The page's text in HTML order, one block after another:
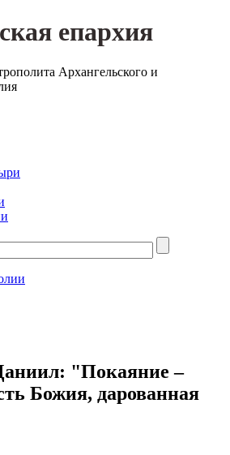
епархия
Архангельского и
"Покаяние –
Божия, дарованная